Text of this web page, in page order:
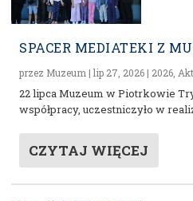
SPACER MEDIATEKI Z
przez Muzeum |lip 27, 2026 | 2026
22 lipca Muzeum w Piotrkowie
współpracy, uczestniczyło w
CZYTAJ WIĘCEJ